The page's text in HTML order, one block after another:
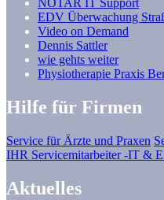
NOTAR IT Support
EDV Überwachung
Video on Demand
Dennis Sattler
wie gehts weiter
Physiotherapie Praxis
Hilfe für Firmen
Service für Ärzte und Praxen
IHR Servicemitarbeiter -IT &
Aktuelles